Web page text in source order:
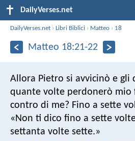
DailyVerses.net
DailyVerses.net ›Libri Biblici › Matteo › 18
Matteo 18:21-22
Allora Pietro si avvicinò e gli
quante volte perdonerò mio
contro di me? Fino a sette
«Non ti dico fino a sette
settanta volte sette.»